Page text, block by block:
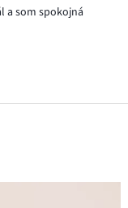
a som spokojná